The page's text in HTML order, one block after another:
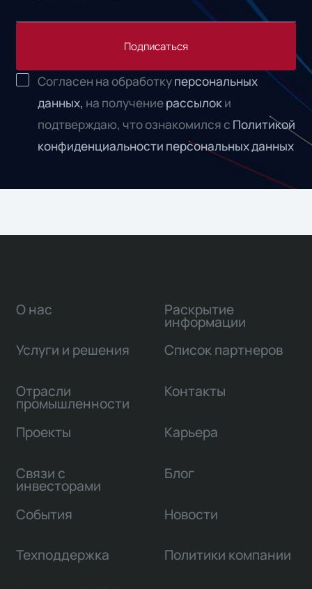
Подписаться
Согласен на обработкуперсональных
данных, на получениерассылоки
подтверждаю, что ознакомился с Политикой
конфиденциальности персональных данных
О нас
Услуги и решения
Отрасли
промышленности
Проекты
Связи с
инвесторами
Раскрытие
информации
Список партнеров
Контакты
Карьера
Блог
События Новости
Техподдержка Политики компании